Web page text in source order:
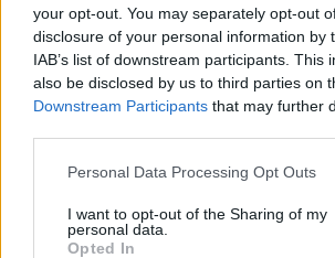
your opt-out. You may separately opt-out
disclosure of your personal information by
IAB’s list of downstream participants. This
also be disclosed by us to third parties on
Downstream Participants that may further
Personal Data Processing Opt Outs
I want to opt-out of the Sharing of my
personal data.
Opted In